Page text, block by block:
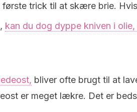
første trick til at skære brie.
kan du dog dyppe kniven i
bliver ofte brugt til at
er meget lækre. Det er